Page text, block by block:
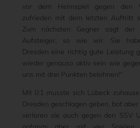
vor dem Heimspiel gegen den
zufrieden mit dem letzten Auftritt
Zum nächsten Gegner sagt der
Aufsteiger, so wie wir. Sie
Dresden eine richtig gute Leistung
wieder genauso aktiv sein wie
uns mit drei Punkten belohnen!“
Mit 0:1 musste sich Lübeck
Dresden geschlagen geben, bot aber
verloren sie auch gegen den SSV